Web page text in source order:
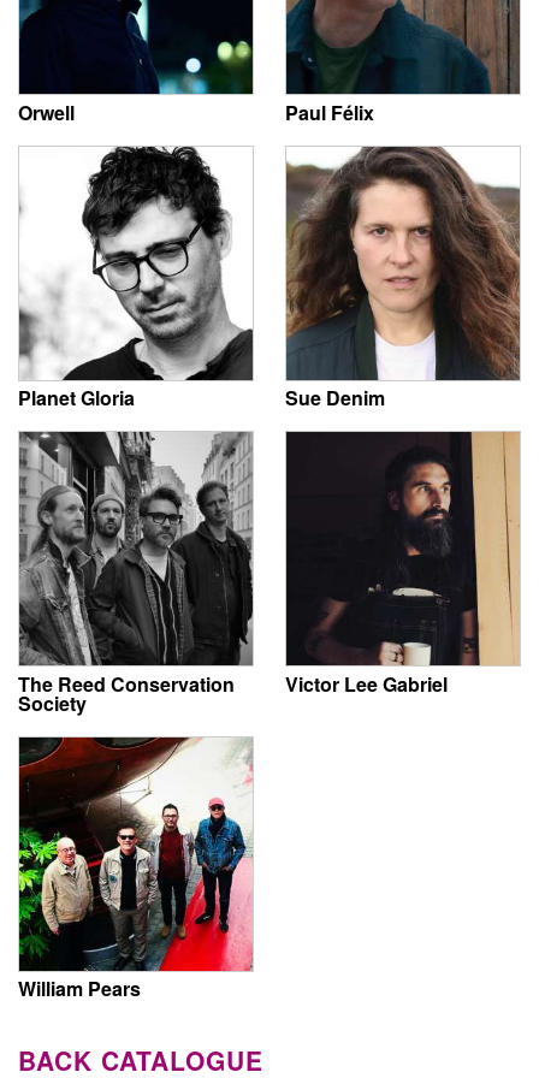
Orwell Paul Félix
Planet Gloria Sue Denim
The Reed Conservation
Society
Victor Lee Gabriel
William Pears
BACK CATALOGUE